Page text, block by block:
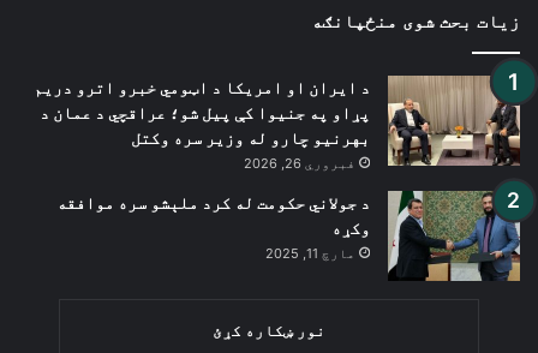
زیات بحث شوی منځپانګه
د ایران او امریکا د اټومي خبرو اترو دریم
پړاو په جنیوا کې پیل شو؛ عراقچي د عمان د
بهرنیو چارو له وزیر سره وکتل
فبروري 26, 2026
د جولاني حکومت له کرد ملېشو سره موافقه
وکړه
مارچ 11, 2025
نور ښکاره کړئ